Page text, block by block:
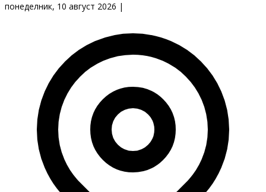
понеделник, 10 август 2026 |